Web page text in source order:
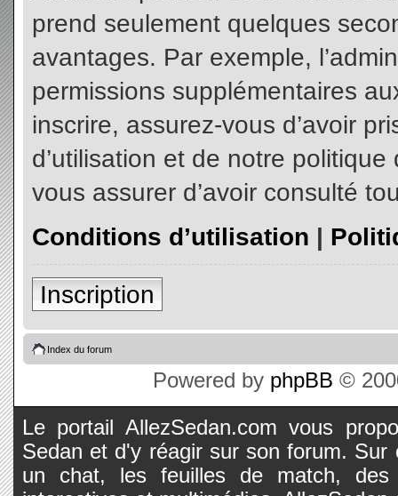
prend seulement quelques
avantages. Par exemple,
permissions supplémentaires
inscrire, assurez-vous d’avoir
d’utilisation et de notre
vous assurer d’avoir consulté
Conditions d’utilisation |
Inscription
Index du forum
Powered by phpBB ©
Le portail AllezSedan.com vous
Sedan et d'y réagir sur son forum.
un chat, les feuilles de match, des